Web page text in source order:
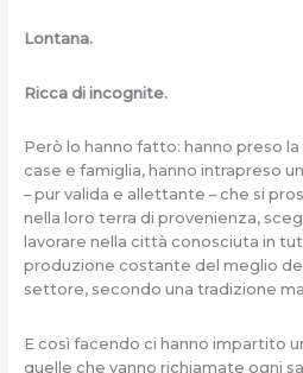
Lontana.
Ricca di incognite.
Però lo hanno fatto: hanno preso
case e famiglia, hanno intrapreso
– pur valida e allettante – che si
nella loro terra di provenienza,
lavorare nella città conosciuta in
produzione costante del meglio
settore, secondo una tradizione
E così facendo ci hanno impartito
quelle che vanno richiamate ogni